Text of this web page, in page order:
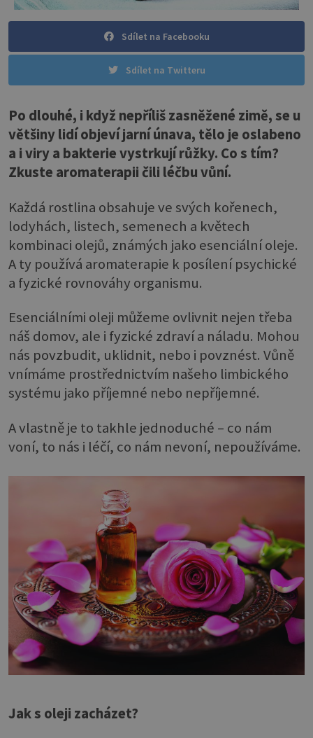
Sdílet na Facebooku
Sdílet na Twitteru
Po dlouhé, i když nepříliš zasněžené zimě, se u
většiny lidí objeví jarní únava, tělo je oslabeno
a i viry a bakterie vystrkují růžky. Co s tím?
Zkuste aromaterapii čili léčbu vůní.
Každá rostlina obsahuje ve svých kořenech,
lodyhách, listech, semenech a květech
kombinaci olejů, známých jako esenciální oleje.
A ty používá aromaterapie k posílení psychické
a fyzické rovnováhy organismu.
Esenciálními oleji můžeme ovlivnit nejen třeba
náš domov, ale i fyzické zdraví a náladu. Mohou
nás povzbudit, uklidnit, nebo i povznést. Vůně
vnímáme prostřednictvím našeho limbického
systému jako příjemné nebo nepříjemné.
A vlastně je to takhle jednoduché – co nám
voní, to nás i léčí, co nám nevoní, nepoužíváme.
Jak s oleji zacházet?